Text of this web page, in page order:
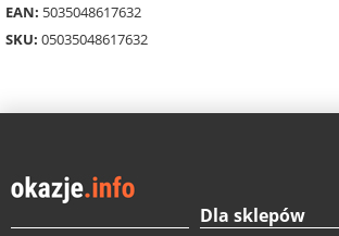
EAN: 5035048617632
SKU: 05035048617632
Dla sklepów